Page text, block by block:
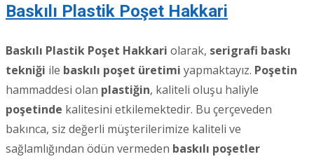
Baskılı Plastik Poşet Hakkari
Baskılı Plastik Poşet Hakkari olarak, serigrafi baskı
tekniği ile baskılı poşet üretimi yapmaktayız. Poşetin
hammaddesi olan plastiğin, kaliteli oluşu haliyle
poşetinde kalitesini etkilemektedir. Bu çerçeveden
bakınca, siz değerli müşterilerimize kaliteli ve
sağlamlığından ödün vermeden baskılı poşetler